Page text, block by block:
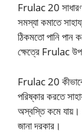
Frulac 20
সমস্যা কমাতে
ঠিকমতো পানি পান
ক্ষেত্রে Frulac
Frulac 20
পরিষ্কার করতে
অস্বস্তি কমে যায়।
জানা দরকার।